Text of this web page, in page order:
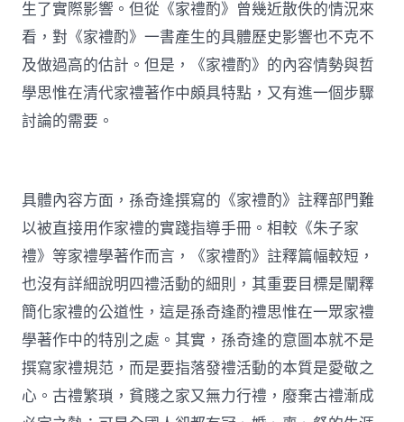
生了實際影響。但從《家禮酌》曾幾近散佚的情況來
看，對《家禮酌》一書產生的具體歷史影響也不克不
及做過高的估計。但是，《家禮酌》的內容情勢與哲
學思惟在清代家禮著作中頗具特點，又有進一個步驟
討論的需要。
具體內容方面，孫奇逢撰寫的《家禮酌》註釋部門難
以被直接用作家禮的實踐指導手冊。相較《朱子家
禮》等家禮學著作而言，《家禮酌》註釋篇幅較短，
也沒有詳細說明四禮活動的細則，其重要目標是闡釋
簡化家禮的公道性，這是孫奇逢酌禮思惟在一眾家禮
學著作中的特別之處。其實，孫奇逢的意圖本就不是
撰寫家禮規范，而是要指落發禮活動的本質是愛敬之
心。古禮繁瑣，貧賤之家又無力行禮，廢棄古禮漸成